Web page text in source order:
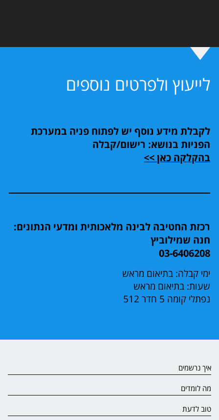
לייעוץ ולפרטים נוספים
לקבלת מידע נוסף יש לפתוח פניה במערכת
הפניות בנושא: רישום/קבלה
בהקלקה כאן >>
רכזת החטיבה לבינה מלאכותית ומדעי הנתונים:
חנה שמילוביץ
03-6406208
ימי קבלה: בתיאום מראש
שעות: בתיאום מראש
נפתלי קומה 5 חדר 512
איך נרשמים
מה לומדים
טוב לדעת